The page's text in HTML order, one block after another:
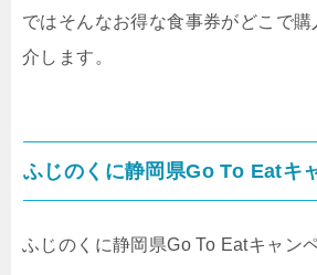
ではそんなお得な食事券がどこで
介します。
ふじのくに静岡県Go To Eatキ
ふじのくに静岡県Go To Eatキャン